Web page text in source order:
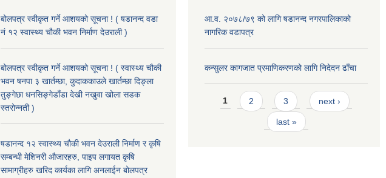
बोलपत्र स्वीकृत गर्ने आशयको सूचना ! ( षडानन्द वडा
नं १२ स्वास्थ्य चौकी भवन निर्माण देउराली )
बोलपत्र स्वीकृत गर्ने आशयको सूचना ! ( स्वास्थ्य चौकी
भवन षनपा ३ खार्तम्छा, कुदाककाउले खार्तम्छा दिङ्ला
तुङ्गेछा धनसिङ्गेडाँडा देखी नखुवा खोला सडक
स्तरोन्नती )
षडानन्द १२ स्वास्थ्य चौकी भवन देउराली निर्माण र कृषि
सम्बन्धी मेशिनरी औजारहरु, पाइप लगायत कृषि
सामाग्रीहरु खरिद कार्यका लागि अनलाईन बोलपत्र
आ.व. २०७८/७९ को लागि षडानन्द नगरपालिकाको
नागरिक वडापत्र
कन्सुलर कागजात प्रमाणिकरणको लागि निदेदन ढाँचा
Pages
1 2 3 next ›
last »